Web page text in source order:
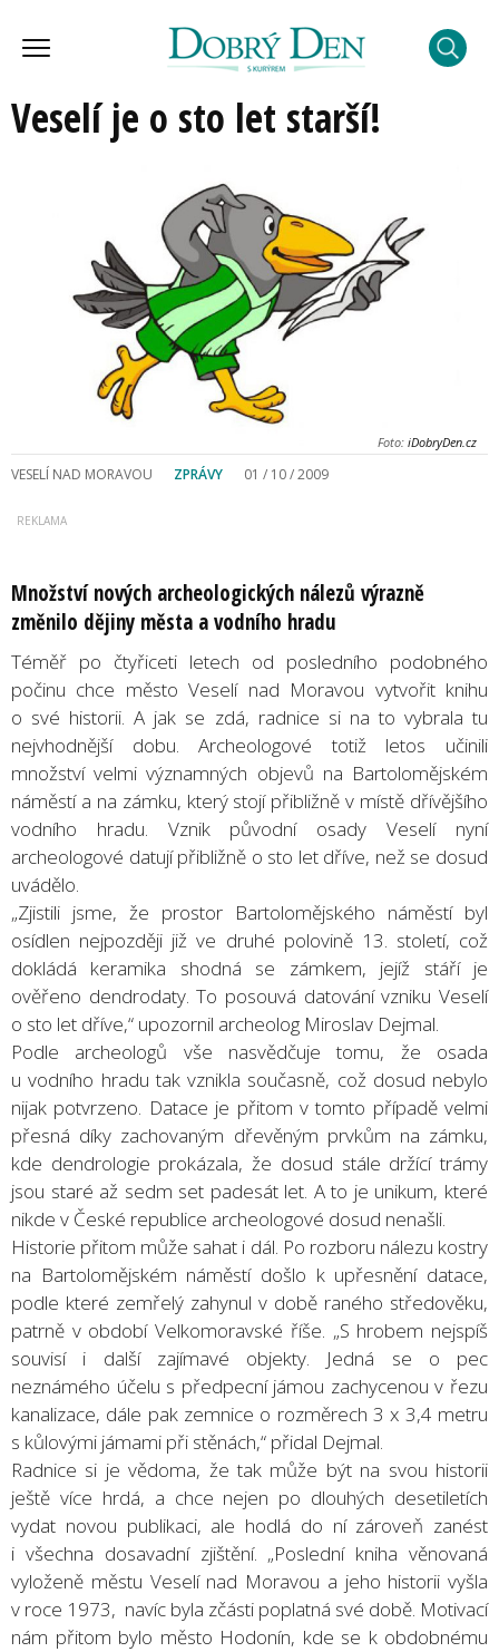
Veselí je o sto let starší!
Foto: iDobryDen.cz
VESELÍ NAD MORAVOU ZPRÁVY 01 / 10 / 2009
Množství nových archeologických nálezů výrazně
změnilo dějiny města a vodního hradu
Téměř po čtyřiceti letech od posledního podobného
počinu chce město Veselí nad Moravou vytvořit knihu
o své historii. A jak se zdá, radnice si na to vybrala tu
nejvhodnější dobu. Archeologové totiž letos učinili
množství velmi významných objevů na Bartolomějském
náměstí a na zámku, který stojí přibližně v místě dřívějšího
vodního hradu. Vznik původní osady Veselí nyní
archeologové datují přibližně o sto let dříve, než se dosud
uvádělo.
„Zjistili jsme, že prostor Bartolomějského náměstí byl
osídlen nejpozději již ve druhé polovině 13. století, což
dokládá keramika shodná se zámkem, jejíž stáří je
ověřeno dendrodaty. To posouvá datování vzniku Veselí
o sto let dříve,“ upozornil archeolog Miroslav Dejmal.
Podle archeologů vše nasvědčuje tomu, že osada
u vodního hradu tak vznikla současně, což dosud nebylo
nijak potvrzeno. Datace je přitom v tomto případě velmi
přesná díky zachovaným dřevěným prvkům na zámku,
kde dendrologie prokázala, že dosud stále držící trámy
jsou staré až sedm set padesát let. A to je unikum, které
nikde v České republice archeologové dosud nenašli.
Historie přitom může sahat i dál. Po rozboru nálezu kostry
na Bartolomějském náměstí došlo k upřesnění datace,
podle které zemřelý zahynul v době raného středověku,
patrně v období Velkomoravské říše. „S hrobem nejspíš
souvisí i další zajímavé objekty. Jedná se o pec
neznámého účelu s předpecní jámou zachycenou v řezu
kanalizace, dále pak zemnice o rozměrech 3 x 3,4 metru
s kůlovými jámami při stěnách,“ přidal Dejmal.
Radnice si je vědoma, že tak může být na svou historii
ještě více hrdá, a chce nejen po dlouhých desetiletích
vydat novou publikaci, ale hodlá do ní zároveň zanést
i všechna dosavadní zjištění. „Poslední kniha věnovaná
vyloženě městu Veselí nad Moravou a jeho historii vyšla
v roce 1973, navíc byla zčásti poplatná své době. Motivací
nám přitom bylo město Hodonín, kde se k obdobnému